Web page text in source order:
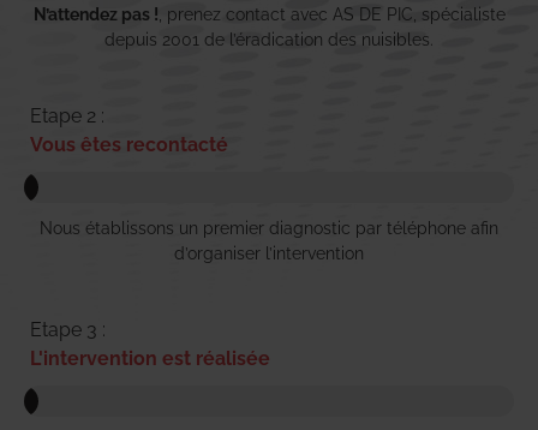
N’attendez pas ! , prenez contact avec AS DE PIC, spécialiste
depuis 2001 de l’éradication des nuisibles.
Etape 2 :
Vous êtes recontacté
Nous établissons un premier diagnostic par téléphone afin
d’organiser l’intervention
Etape 3 :
L'intervention est réalisée